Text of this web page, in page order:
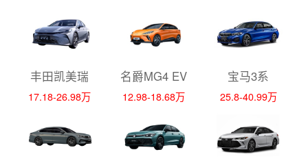
丰田凯美瑞
17.18-26.98万
名爵MG4 EV
12.98-18.68万
宝马3系
25.8-40.99万